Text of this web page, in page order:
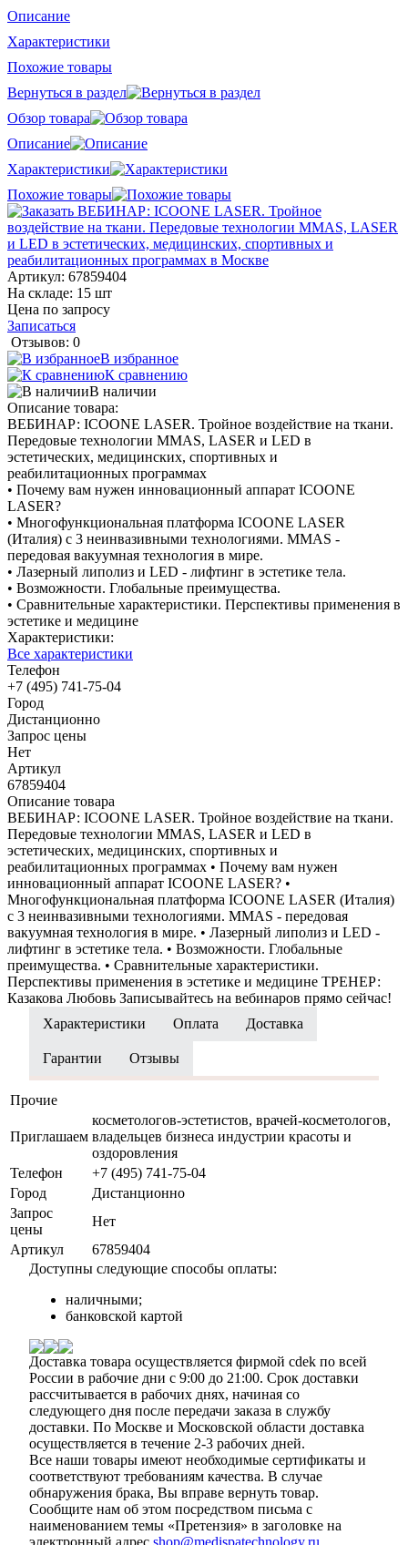
Описание
Характеристики
Похожие товары
Вернуться в раздел
Обзор товара
Описание
Характеристики
Похожие товары
Артикул: 67859404
На складе: 15 шт
Цена по запросу
Записаться
Отзывов: 0
В избранное
К сравнению
В наличии
Описание товара:
ВЕБИНАР: ICOONE LASER. Тройное воздействие на ткани.
Передовые технологии MMAS, LASER и LED в
эстетических, медицинских, спортивных и
реабилитационных программах
• Почему вам нужен инновационный аппарат ICOONE
LASER?
• Многофункциональная платформа ICOONE LASER
(Италия) с 3 неинвазивными технологиями. MMAS -
передовая вакуумная технология в мире.
• Лазерный липолиз и LED - лифтинг в эстетике тела.
• Возможности. Глобальные преимущества.
• Сравнительные характеристики. Перспективы применения в
эстетике и медицине
Характеристики:
Все характеристики
Телефон
+7 (495) 741-75-04
Город
Дистанционно
Запрос цены
Нет
Артикул
67859404
Описание товара
ВЕБИНАР: ICOONE LASER. Тройное воздействие на ткани.
Передовые технологии MMAS, LASER и LED в
эстетических, медицинских, спортивных и
реабилитационных программах • Почему вам нужен
инновационный аппарат ICOONE LASER? •
Многофункциональная платформа ICOONE LASER (Италия)
с 3 неинвазивными технологиями. MMAS - передовая
вакуумная технология в мире. • Лазерный липолиз и LED -
лифтинг в эстетике тела. • Возможности. Глобальные
преимущества. • Сравнительные характеристики.
Перспективы применения в эстетике и медицине ТРЕНЕР:
Казакова Любовь Записывайтесь на вебинаров прямо сейчас!
Характеристики
Оплата Доставка
Гарантии Отзывы
Прочие
Приглашаем
косметологов-эстетистов, врачей-косметологов,
владельцев бизнеса индустрии красоты и
оздоровления
Телефон
+7 (495) 741-75-04
Город
Дистанционно
Запрос
цены
Нет
Артикул
67859404
Доступны следующие способы оплаты:
наличными;
банковской картой
Доставка товара осуществляется фирмой cdek по всей
России в рабочие дни с 9:00 до 21:00. Срок доставки
рассчитывается в рабочих днях, начиная со
следующего дня после передачи заказа в службу
доставки. По Москве и Московской области доставка
осуществляется в течение 2-3 рабочих дней.
Все наши товары имеют необходимые сертификаты и
соответствуют требованиям качества. В случае
обнаружения брака, Вы вправе вернуть товар.
Сообщите нам об этом посредством письма с
наименованием темы «Претензия» в заголовке на
электронный адрес shop@medispatechnology.ru.